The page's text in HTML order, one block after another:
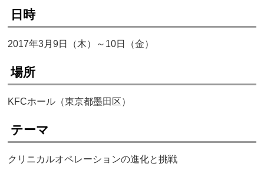
日時
2017年3月9日（木）～10日（金）
場所
KFCホール（東京都墨田区）
テーマ
クリニカルオペレーションの進化と挑戦